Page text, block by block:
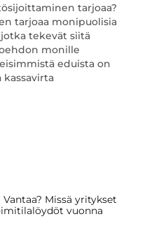
tarjoaa?
tarjoaa monipuolisia
tekevät siitä
monille
eduista on
kassavirta
Missä yritykset
vuonna